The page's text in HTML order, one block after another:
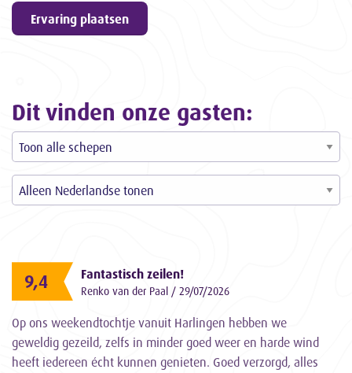
Ervaring plaatsen
Dit vinden onze gasten:
9,4 Fantastisch zeilen!
Renko van der Paal / 29/07/2026
Op ons weekendtochtje vanuit Harlingen hebben we
geweldig gezeild, zelfs in minder goed weer en harde wind
heeft iedereen écht kunnen genieten. Goed verzorgd, alles